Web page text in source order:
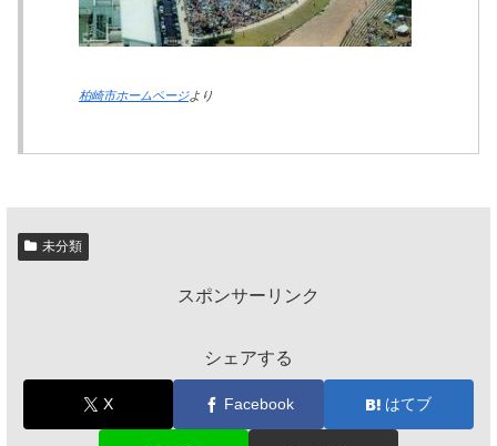
柏崎市ホームページより
未分類
スポンサーリンク
シェアする
X Facebook はてブ